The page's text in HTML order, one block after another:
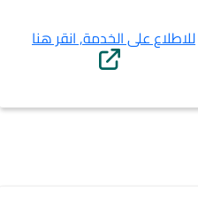
للاطلاع على الخدمة, انقر هنا